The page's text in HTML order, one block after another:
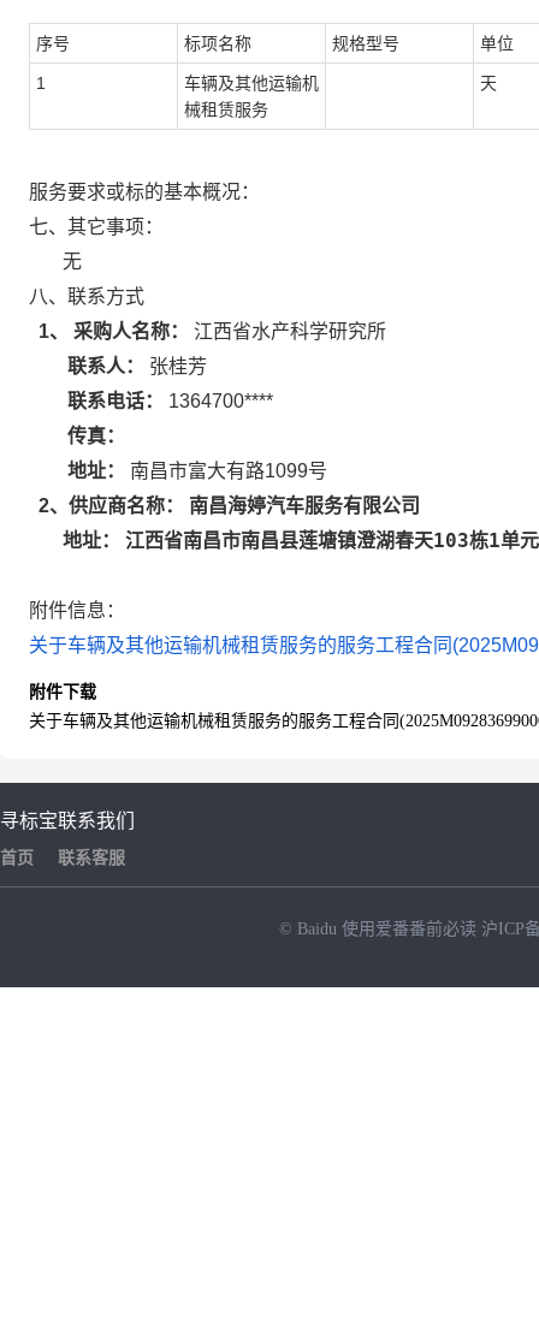
序号 标项名称 规格型号 单位
1
车辆及其他运输机
械租赁服务
天
服务要求或标的基本概况：
七、其它事项：
无
八、联系方式
1、 采购人名称：
江西省水产科学研究所
联系人：
张桂芳
联系电话：
1364700****
传真：
地址：
南昌市富大有路1099号
2、供应商名称： 南昌海婷汽车服务有限公司
地址： 江西省南昌市南昌县莲塘镇澄湖春天103栋1单
附件信息：
关于车辆及其他运输机械租赁服务的服务工程合同
附件下载
关于车辆及其他运输机械租赁服务的服务工程合同
寻标宝
首页
联系我们
联系客服
© Baidu 使用爱番番前必读 沪ICP